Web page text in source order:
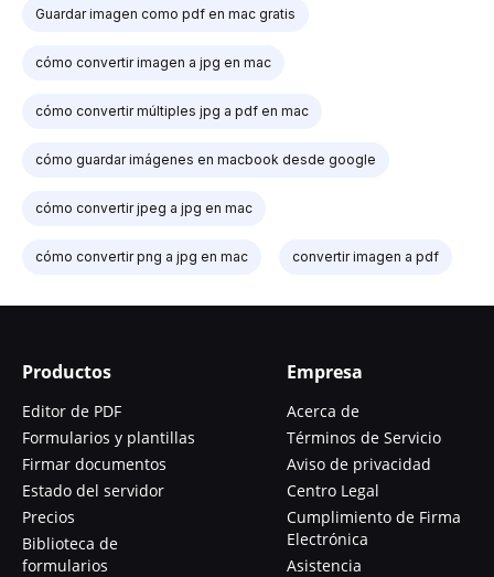
Guardar imagen como pdf en mac gratis
cómo convertir imagen a jpg en mac
cómo convertir múltiples jpg a pdf en mac
cómo guardar imágenes en macbook desde google
cómo convertir jpeg a jpg en mac
cómo convertir png a jpg en mac convertir imagen a pdf
Productos
Editor de PDF
Formularios y plantillas
Firmar documentos
Estado del servidor
Precios
Biblioteca de
formularios
Empresa
Acerca de
Términos de Servicio
Aviso de privacidad
Centro Legal
Cumplimiento de Firma
Electrónica
Asistencia